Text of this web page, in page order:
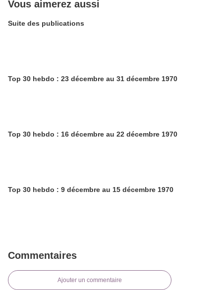
Vous aimerez aussi
Suite des publications
Top 30 hebdo : 23 décembre au 31 décembre 1970
Top 30 hebdo : 16 décembre au 22 décembre 1970
Top 30 hebdo : 9 décembre au 15 décembre 1970
Commentaires
Ajouter un commentaire